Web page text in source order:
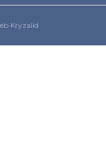
Kryzalid